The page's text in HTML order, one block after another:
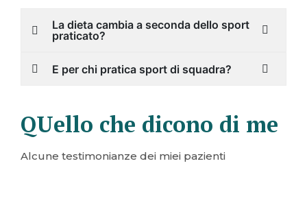
La dieta cambia a seconda dello sport
praticato?
E per chi pratica sport di squadra?
QUello che dicono di me
Alcune testimonianze dei miei pazienti